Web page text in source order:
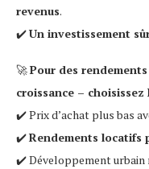
revenus.
✔️Un investissement
🚀Pour des
croissance –
✔️ Prix d’achat plus bas
✔️Rendements locatifs
✔️ Développement urbain